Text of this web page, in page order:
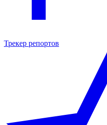
Трекер репортов